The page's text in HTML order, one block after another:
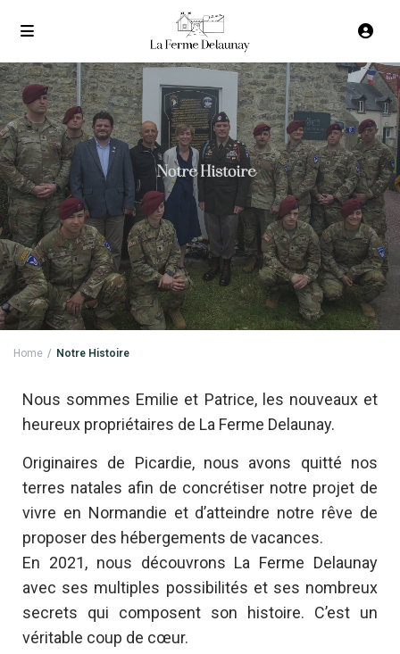
Home Notre Histoire
Nous sommes Emilie et Patrice, les nouveaux et
heureux propriétaires de La Ferme Delaunay.
Originaires de Picardie, nous avons quitté nos
terres natales afin de concrétiser notre projet de
vivre en Normandie et d’atteindre notre rêve de
proposer des hébergements de vacances.
En 2021, nous découvrons La Ferme Delaunay
avec ses multiples possibilités et ses nombreux
secrets qui composent son histoire. C’est un
véritable coup de cœur.